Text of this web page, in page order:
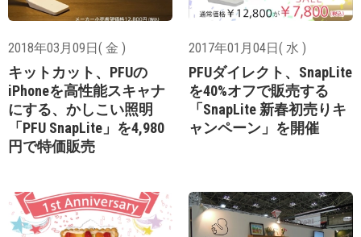
2018年03月09日( 金 )
キットカット、PFUの
iPhoneを高性能スキャナ
にする、かしこい照明
「PFU SnapLite」を4,980
円で特価販売
2017年01月04日( 水 )
PFUダイレクト、SnapLite
を40%オフで販売する
「SnapLite 新春初売りキ
ャンペーン」を開催